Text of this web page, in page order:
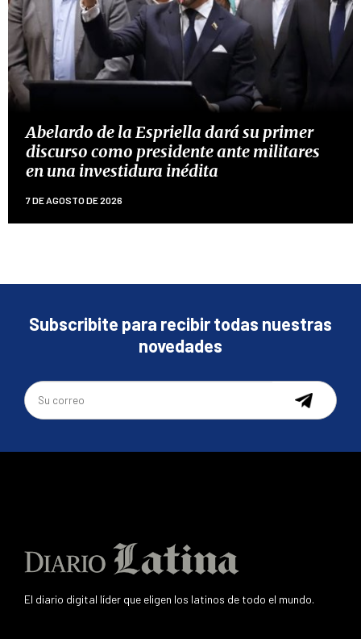
Abelardo de la Espriella dará su primer
discurso como presidente ante militares
en una investidura inédita
7 DE AGOSTO DE 2026
Subscribite para recibir todas nuestras
novedades
El diario digital líder que eligen los latinos de todo el mundo.